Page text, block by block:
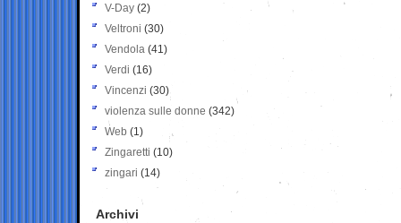
V-Day (2)
Veltroni (30)
Vendola (41)
Verdi (16)
Vincenzi (30)
violenza sulle donne (342)
Web (1)
Zingaretti (10)
zingari (14)
Archivi